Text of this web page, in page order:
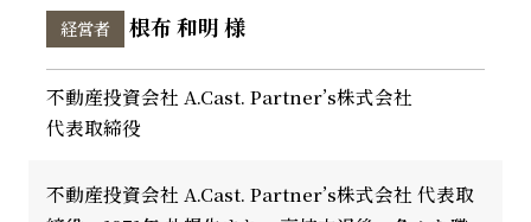
経営者 根布 和明 様
不動産投資会社 A.Cast. Partner’s株式会社
代表取締役
不動産投資会社 A.Cast. Partner’s株式会社 代表取